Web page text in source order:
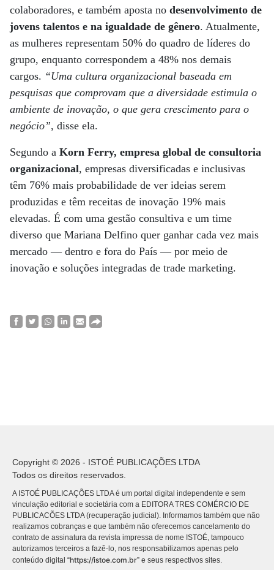
colaboradores, e também aposta no desenvolvimento de
jovens talentos e na igualdade de gênero. Atualmente,
as mulheres representam 50% do quadro de líderes do
grupo, enquanto correspondem a 48% nos demais
cargos. “Uma cultura organizacional baseada em
pesquisas que comprovam que a diversidade estimula o
ambiente de inovação, o que gera crescimento para o
negócio”, disse ela.
Segundo a Korn Ferry, empresa global de consultoria
organizacional, empresas diversificadas e inclusivas
têm 76% mais probabilidade de ver ideias serem
produzidas e têm receitas de inovação 19% mais
elevadas. É com uma gestão consultiva e um time
diverso que Mariana Delfino quer ganhar cada vez mais
mercado — dentro e fora do País — por meio de
inovação e soluções integradas de trade marketing.
Copyright © 2026 - ISTOÉ PUBLICAÇÕES LTDA
Todos os direitos reservados.
A ISTOÉ PUBLICAÇÕES LTDA é um portal digital independente e sem
vinculação editorial e societária com a EDITORA TRES COMÉRCIO DE
PUBLICACÕES LTDA (recuperação judicial). Informamos também que não
realizamos cobranças e que também não oferecemos cancelamento do
contrato de assinatura da revista impressa de nome ISTOÉ, tampouco
autorizamos terceiros a fazê-lo, nos responsabilizamos apenas pelo
conteúdo digital “https://istoe.com.br” e seus respectivos sites.